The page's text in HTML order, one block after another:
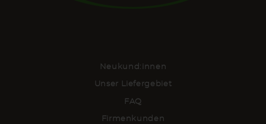
Neukund:innen
Unser Liefergebiet
FAQ
Firmenkunden